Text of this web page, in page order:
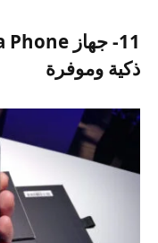
ذكية وموفرة